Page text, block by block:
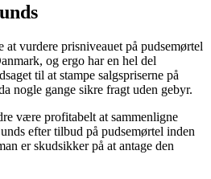
vurdere prisniveauet på pudsemørtel
og ergo har en hel del
til at stampe salgspriserne på
nogle gange sikre fragt uden gebyr.
være profitabelt at sammenligne
efter tilbud på pudsemørtel inden
er skudsikker på at antage den